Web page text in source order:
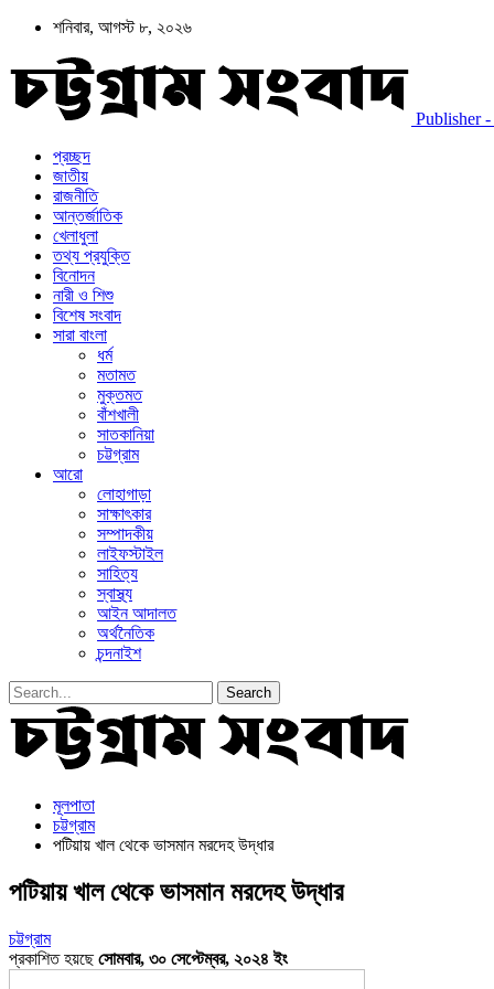
শনিবার, আগস্ট ৮, ২০২৬
Publisher -
প্রচ্ছদ
জাতীয়
রাজনীতি
আন্তর্জাতিক
খেলাধুলা
তথ্য প্রযুক্তি
বিনোদন
নারী ও শিশু
বিশেষ সংবাদ
সারা বাংলা
ধর্ম
মতামত
মুক্তমত
বাঁশখালী
সাতকানিয়া
চট্টগ্রাম
আরো
লোহাগাড়া
সাক্ষাৎকার
সম্পাদকীয়
লাইফস্টাইল
সাহিত্য
স্বাস্থ্য
আইন আদালত
অর্থনৈতিক
চন্দনাইশ
মূলপাতা
চট্টগ্রাম
পটিয়ায় খাল থেকে ভাসমান মরদেহ উদ্ধার
পটিয়ায় খাল থেকে ভাসমান মরদেহ উদ্ধার
চট্টগ্রাম
প্রকাশিত হয়ছেসোমবার, ৩০ সেপ্টেম্বর, ২০২৪ ইং